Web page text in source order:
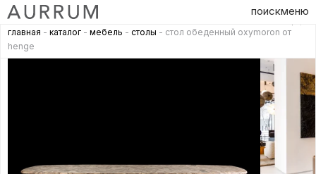
поискменю
главная - каталог - мебель - столы - стол обеденный oxymoron от
henge